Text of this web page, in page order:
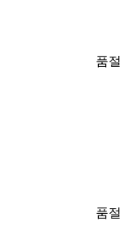
품절
품절